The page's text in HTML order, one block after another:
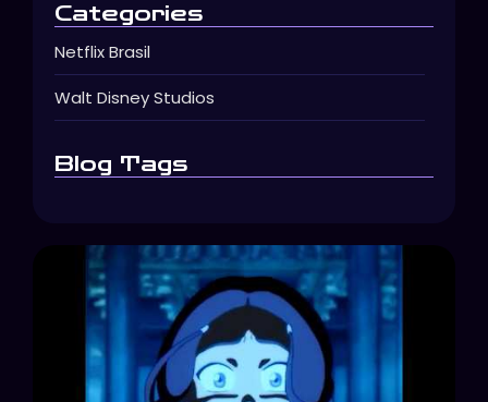
Categories
Netflix Brasil
Walt Disney Studios
Blog Tags